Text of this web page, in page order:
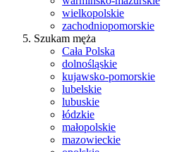
wielkopolskie
zachodniopomorskie
Szukam męża
Cała Polska
dolnośląskie
kujawsko-pomorskie
lubelskie
lubuskie
łódzkie
małopolskie
mazowieckie